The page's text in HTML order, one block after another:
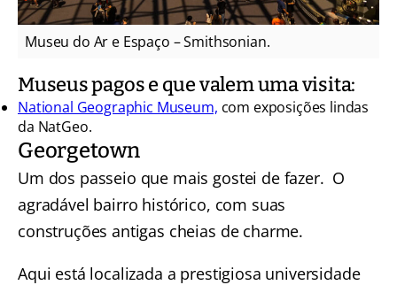
Museu do Ar e Espaço – Smithsonian.
Museus pagos e que valem uma visita:
National Geographic Museum, com exposições lindas
da NatGeo.
Georgetown
Um dos passeio que mais gostei de fazer. O
agradável bairro histórico, com suas
construções antigas cheias de charme.
Aqui está localizada a prestigiosa universidade